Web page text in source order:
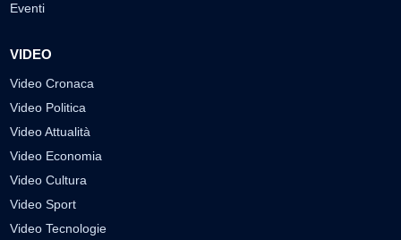
Eventi
VIDEO
Video Cronaca
Video Politica
Video Attualità
Video Economia
Video Cultura
Video Sport
Video Tecnologie